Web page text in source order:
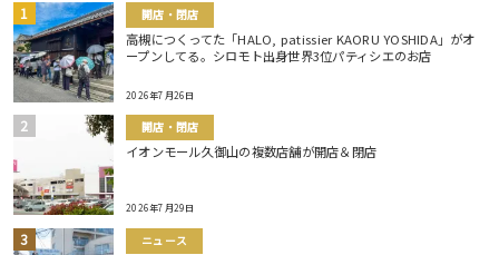
開店・閉店
高槻につくってた「HALO, patissier KAORU YOSHIDA」がオ
ープンしてる。シロモト出身世界3位パティシエのお店
2026年7月26日
開店・閉店
イオンモール久御山の複数店舗が開店＆閉店
2026年7月29日
ニュース